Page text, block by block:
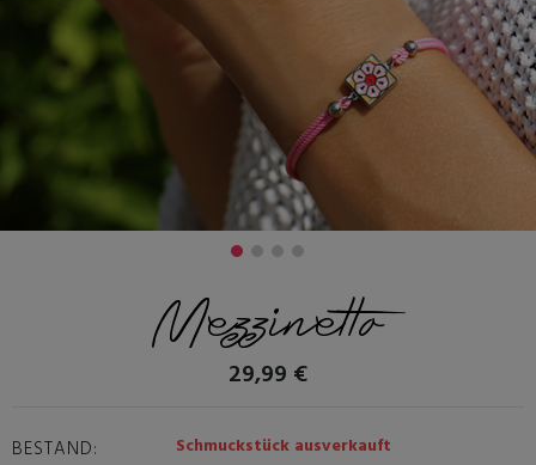
Mezzinetto
29,99 €
BESTAND: Schmuckstück ausverkauft